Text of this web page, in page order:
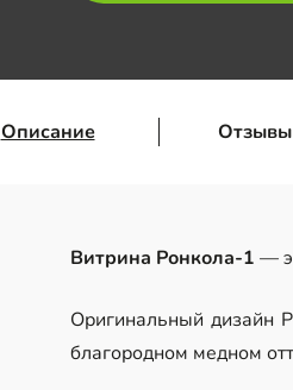
Описание
Витрина Ронкола-1 —
Оригинальный дизайн
благородном медном